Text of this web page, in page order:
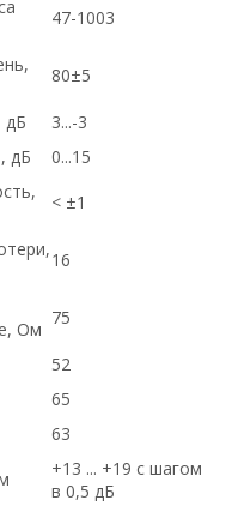
47-1003
80±5
дБ
3...-3
дБ
0...15
< ±1
16
Ом
75
52
65
63
+13 ... +19 с шагом
в 0,5 дБ